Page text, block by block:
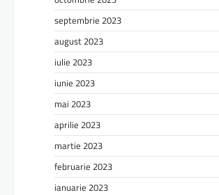
septembrie 2023
august 2023
iulie 2023
iunie 2023
mai 2023
aprilie 2023
martie 2023
februarie 2023
ianuarie 2023